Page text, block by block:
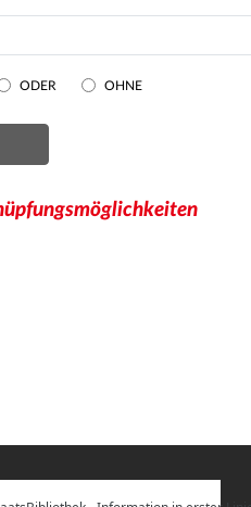
ODER OHNE